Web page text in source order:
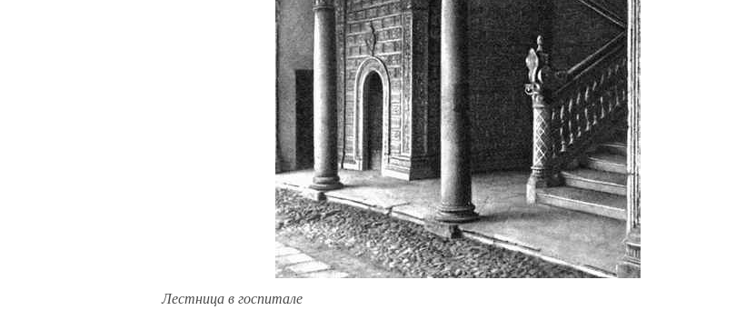
Лестница в госпитале